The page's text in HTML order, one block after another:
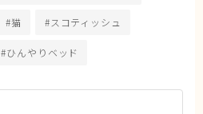
#猫 #スコティッシュ
#ひんやりベッド